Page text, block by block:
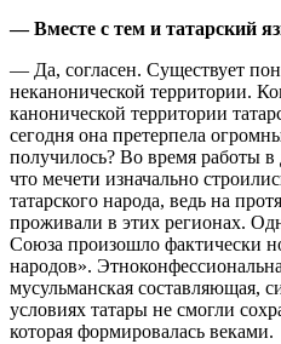
— Вместе с тем и татарский
— Да, согласен. Существует
неканонической территории.
канонической территории
сегодня она претерпела
получилось? Во время работы
что мечети изначально
татарского народа, ведь на
проживали в этих регионах.
Союза произошло фактически
народов».
мусульманская составляющая,
условиях татары не смогли
которая формировалась веками.